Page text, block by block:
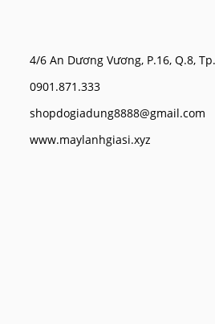
4/6 An Dương Vương, P.16, Q.8,
0901.871.333
shopdogiadung8888@gmail.com
www.maylanhgiasi.xyz